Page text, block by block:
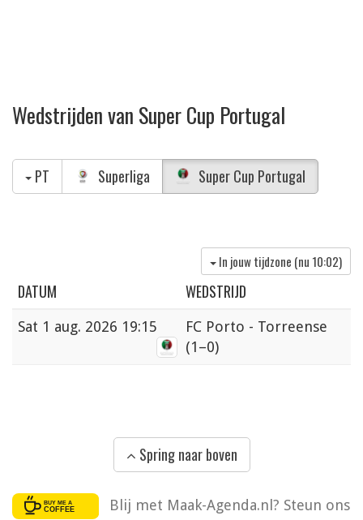
Wedstrijden van Super Cup Portugal
PT Superliga Super Cup Portugal
In jouw tijdzone (nu 10:02)
DATUM WEDSTRIJD
Sat 1 aug. 2026 19:15
FC Porto - Torreense
(1–0)
Spring naar boven
Blij met Maak-Agenda.nl? Steun ons